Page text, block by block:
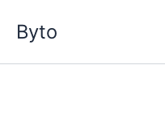
contenuto
Byto